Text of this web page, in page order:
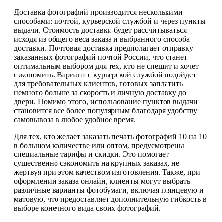
Доставка фотографий производится несколькими
способами: почтой, курьерской службой и через пункты
выдачи. Стоимость доставки будет рассчитываться
исходя из общего веса заказа и выбранного способа
доставки. Почтовая доставка предполагает отправку
заказанных фотографий почтой России, что станет
оптимальным выбором для тех, кто не спешит и хочет
сэкономить. Вариант с курьерской службой подойдет
для требовательных клиентов, готовых заплатить
немного больше за скорость и личную доставку до
двери. Помимо этого, использование пунктов выдачи
становится все более популярным благодаря удобству
самовывоза в любое удобное время.
Для тех, кто желает заказать печать фотографий 10 на 10
в большом количестве или оптом, предусмотрены
специальные тарифы и скидки. Это помогает
существенно сэкономить на крупных заказах, не
жертвуя при этом качеством изготовления. Также, при
оформлении заказа онлайн, клиенты могут выбрать
различные варианты фотобумаги, включая глянцевую и
матовую, что предоставляет дополнительную гибкость в
выборе конечного вида своих фотографий.